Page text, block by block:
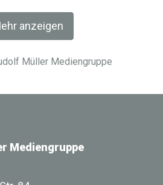
anzeigen
Müller Medien und mit der BIM
für Akteure der
Mediengruppe